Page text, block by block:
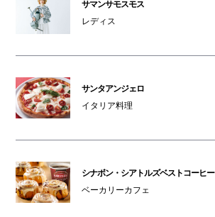
サマンサモスモス
レディス
サンタアンジェロ
イタリア料理
シナボン・シアトルズベストコーヒー
ベーカリーカフェ